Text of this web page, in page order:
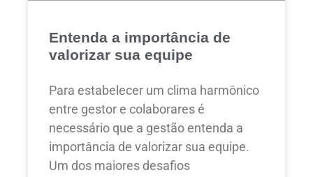
Entenda a importância de
valorizar sua equipe
Para estabelecer um clima harmônico
entre gestor e colaborares é
necessário que a gestão entenda a
importância de valorizar sua equipe.
Um dos maiores desafios